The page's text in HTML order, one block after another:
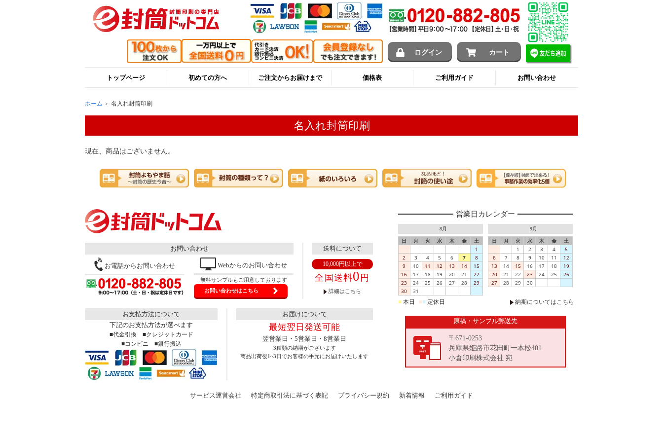
カート
ログイン
トップページ 初めての方へ ご注文からお届けまで 価格表 ご利用ガイド お問い合わせ
ホーム 名入れ封筒印刷
名入れ封筒印刷
現在、商品はございません。
お問い合わせ
お電話からお問い合わせ Webからのお問い合わせ
無料サンプルもご用意しております
お問い合わせはこちら
送料について
10,000円以上で
全国送料0 円
詳細はこちら
お支払方法について
下記のお支払方法が選べます
■代金引換 ■クレジットカード
■コンビニ ■銀行振込
お届けについて
最短翌日発送可能
翌営業日・5営業日・8営業日
3種類の納期がございます
商品出荷後1~3日でお客様の手元にお届けいたします
営業日カレンダー
8月
日 月 火 水 木 金
土
1
2
3 4 5 6 7
8
9
10 11 12 13 14
15
16
17 18 19 20 21
22
23
24 25 26 27 28
29
30
31
9月
日 月 火 水 木 金
土
1
2 3 4
5
6
7 8 9 10 11
12
13
14 15 16 17 18
19
20
21 22 23 24 25
26
27
28 29 30
■ 本日 ■■ 定休日 納期についてはこちら
原稿・サンプル郵送先
〒671-0253
兵庫県姫路市花田町一本松401
小倉印刷株式会社 宛
サービス運営会社 特定商取引法に基づく表記 プライバシー規約 新着情報 ご利用ガイド